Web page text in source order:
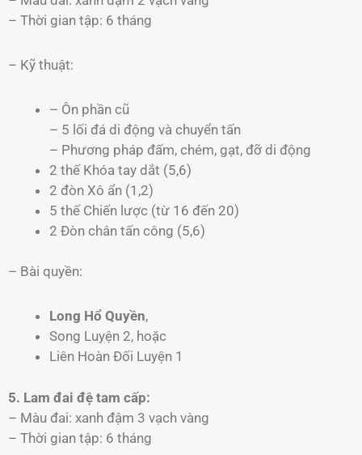
– Thời gian tập: 6 tháng
– Kỹ thuật:
– Ôn phần cũ
– 5 lối đá di động và chuyển tấn
– Phương pháp đấm, chém, gạt, đỡ di động
2 thế Khóa tay dắt (5,6)
2 đòn Xô ẩn (1,2)
5 thế Chiến lược (từ 16 đến 20)
2 Đòn chân tấn công (5,6)
– Bài quyền:
Long Hổ Quyền,
Song Luyện 2, hoặc
Liên Hoàn Đối Luyện 1
5. Lam đai đệ tam cấp:
– Màu đai: xanh đậm 3 vạch vàng
– Thời gian tập: 6 tháng